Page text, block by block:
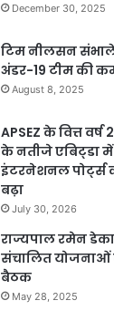
December 30, 2025
टिम नीलसन
अंडर-19 टीम की
August 8, 2025
APSEZ के वित्त
के नतीजे एबिट्डा में
इंटरनेशनल पोर्ट्स
बढ़ा
July 30, 2026
राज्यपाल रमेन
संचालित योजनाओं
बैठक
May 28, 2025